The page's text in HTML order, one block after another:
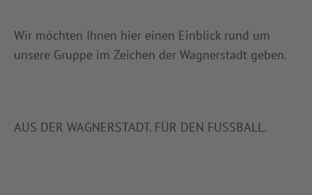
SPIELBETRIEB & VERBANDSLEBEN
AUSBILDUNG & FÖRDERUNG
Wir möchten Ihnen hier einen Einblick rund um
unsere Gruppe im Zeichen der Wagnerstadt geben.
AUS DER WAGNERSTADT. FÜR DEN FUSSBALL.